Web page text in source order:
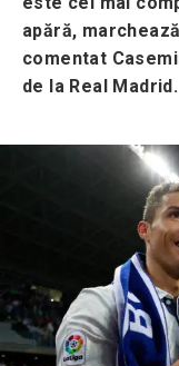
apără,
comentat
de la Real Madrid.